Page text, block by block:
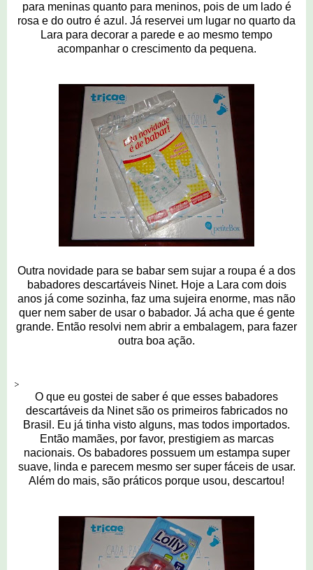
para meninas quanto para meninos, pois de um lado é
rosa e do outro é azul. Já reservei um lugar no quarto da
Lara para decorar a parede e ao mesmo tempo
acompanhar o crescimento da pequena.
Outra novidade para se babar sem sujar a roupa é a dos
babadores descartáveis Ninet. Hoje a Lara com dois
anos já come sozinha, faz uma sujeira enorme, mas não
quer nem saber de usar o babador. Já acha que é gente
grande. Então resolvi nem abrir a embalagem, para fazer
outra boa ação.
>
O que eu gostei de saber é que esses babadores
descartáveis da Ninet são os primeiros fabricados no
Brasil. Eu já tinha visto alguns, mas todos importados.
Então mamães, por favor, prestigiem as marcas
nacionais. Os babadores possuem um estampa super
suave, linda e parecem mesmo ser super fáceis de usar.
Além do mais, são práticos porque usou, descartou!